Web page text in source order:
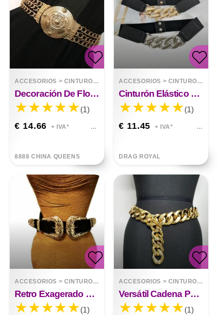
ACCESORIOS > CINTURONES
Decoración De Flores De Cadena De Cinturón Ancho Elástico De Metal De Moda
(1)
€ 14.66 + IVA*
8888 CHINA QUEENS
ACCESORIOS > CINTURONES
Cinturón Elástico Cadena De Metal Cintura Que Combina Con Todo A La Moda
(1)
€ 11.45 + IVA*
DRAG ROYAL
ACCESORIOS > CINTURONES
Retro Exagerado Sexy Temperamento Dominante Cinturón Elástico
(1)
ACCESORIOS > CINTURONES
Versátil Cadena Para Cinturón Color Dorado
(1)